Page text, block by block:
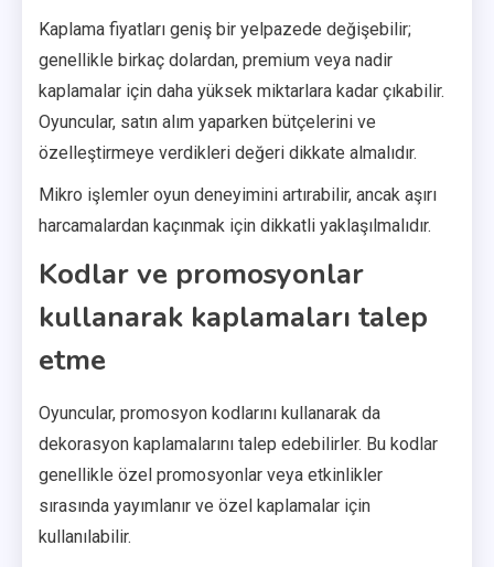
Kaplama fiyatları geniş bir yelpazede değişebilir;
genellikle birkaç dolardan, premium veya nadir
kaplamalar için daha yüksek miktarlara kadar çıkabilir.
Oyuncular, satın alım yaparken bütçelerini ve
özelleştirmeye verdikleri değeri dikkate almalıdır.
Mikro işlemler oyun deneyimini artırabilir, ancak aşırı
harcamalardan kaçınmak için dikkatli yaklaşılmalıdır.
Kodlar ve promosyonlar
kullanarak kaplamaları talep
etme
Oyuncular, promosyon kodlarını kullanarak da
dekorasyon kaplamalarını talep edebilirler. Bu kodlar
genellikle özel promosyonlar veya etkinlikler
sırasında yayımlanır ve özel kaplamalar için
kullanılabilir.